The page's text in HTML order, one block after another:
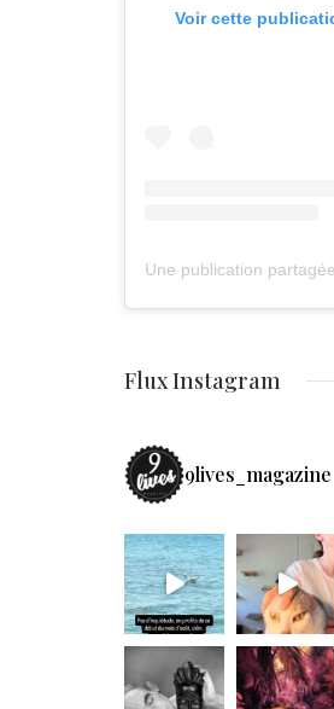
Voir cette
Flux Instagram
9lives_magazine